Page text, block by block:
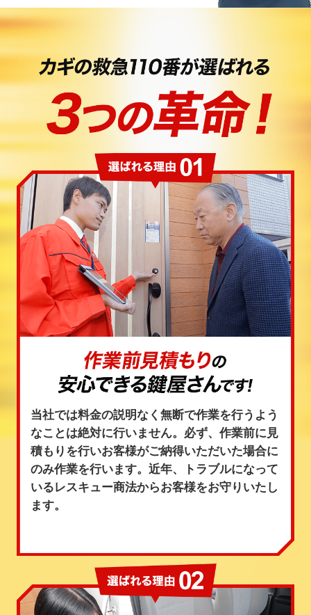
当社では料金の説明なく無断で作業を行うよう
なことは絶対に行いません。必ず、作業前に見
積もりを行いお客様がご納得いただいた場合に
のみ作業を行います。近年、トラブルになって
いるレスキュー商法からお客様をお守りいたし
ます。